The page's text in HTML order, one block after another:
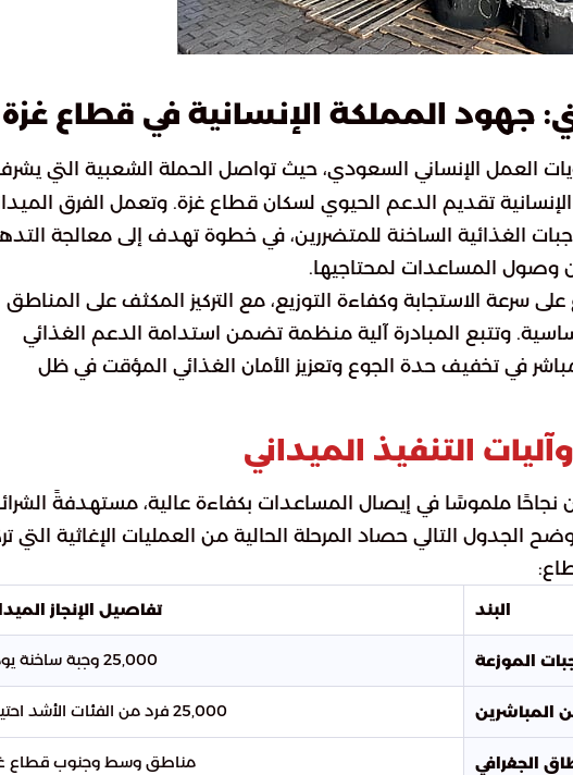
: جهود المملكة الإنسانية في قطاع غزة
العمل الإنساني السعودي، حيث تواصل الحملة الشعبية التي
الإنسانية تقديم الدعم الحيوي لسكان قطاع غزة. وتعمل الفرق
الغذائية الساخنة للمتضررين، في خطوة تهدف إلى معالجة
وصول المساعدات لمحتاجيها.
سرعة الاستجابة وكفاءة التوزيع، مع التركيز المكثف على المناطق
وتتبع المبادرة آلية منظمة تضمن استدامة الدعم الغذائي
في تخفيف حدة الجوع وتعزيز الأمان الغذائي المؤقت في ظل
التنفيذ الميداني
نجاحًا ملموسًا في إيصال المساعدات بكفاءة عالية، مستهدفةً
الجدول التالي حصاد المرحلة الحالية من العمليات الإغاثية التي
البند تفاصيل الإنجاز
الموزعة 25,000 وجبة ساخنة يومياً
المباشرين 25,000 فرد من الفئات الأشد احتياجاً
الجغرافي مناطق وسط وجنوب قطاع